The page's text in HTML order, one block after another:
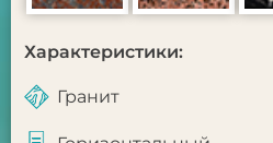
Характеристики:
Гранит